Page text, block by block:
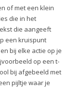
of met een klein
die in het
die aangeeft
een kruispunt
bij elke actie op je
op een t-
bij afgebeeld met
pijltje waar je